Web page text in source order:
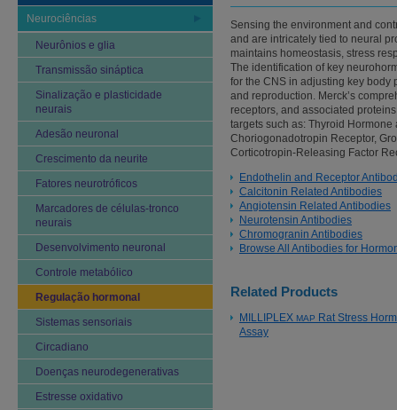
Neurociências
Neurônios e glia
Transmissão sináptica
Sinalização e plasticidade
neurais
Adesão neuronal
Crescimento da neurite
Fatores neurotróficos
Marcadores de células-tronco
neurais
Desenvolvimento neuronal
Controle metabólico
Regulação hormonal
Sistemas sensoriais
Circadiano
Doenças neurodegenerativas
Estresse oxidativo
Sensing the environment and
and are intricately tied to neural
maintains homeostasis, stress
The identification of key
for the CNS in adjusting key body
and reproduction. Merck’s
receptors, and associated
targets such as: Thyroid
Choriogonadotropin Receptor,
Corticotropin-Releasing Factor
Endothelin and Receptor
Calcitonin Related Antibodies
Angiotensin Related Antibodies
Neurotensin Antibodies
Chromogranin Antibodies
Browse All Antibodies for
Related Products
MILLIPLEX MAP Rat Stress
Assay